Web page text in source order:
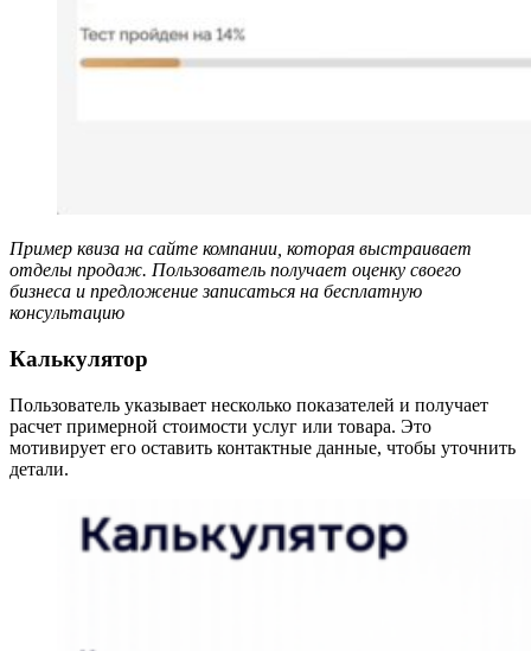
Пример квиза на сайте компании, которая выстраивает
отделы продаж. Пользователь получает оценку своего
бизнеса и предложение записаться на бесплатную
консультацию
Калькулятор
Пользователь указывает несколько показателей и получает
расчет примерной стоимости услуг или товара. Это
мотивирует его оставить контактные данные, чтобы уточнить
детали.